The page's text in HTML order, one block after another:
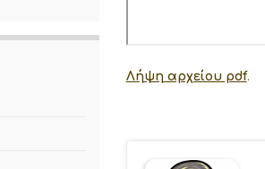
Λήψη αρχείου pdf.